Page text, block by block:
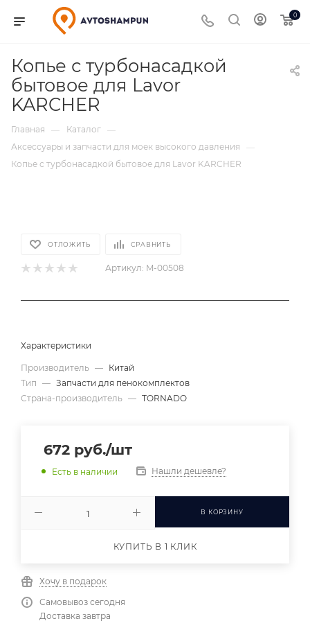
0
Копье с турбонасадкой
бытовое для Lavor
KARCHER
Главная — Каталог —
Аксессуары и запчасти для моек высокого давления
—
Копье с турбонасадкой бытовое для Lavor KARCHER
ОТЛОЖИТЬ СРАВНИТЬ
Артикул: M-00508
Характеристики
Производитель — Китай
Тип — Запчасти для пенокомплектов
Страна-производитель — TORNADO
672 руб./шт
Есть в наличии Нашли дешевле?
В КОРЗИНУ
КУПИТЬ В 1 КЛИК
Хочу в подарок
Самовывоз сегодня
Доставка завтра